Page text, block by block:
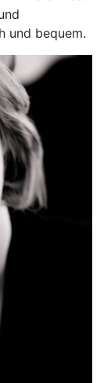
und bequem.